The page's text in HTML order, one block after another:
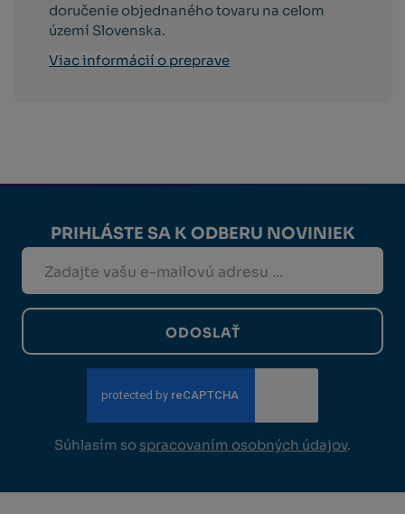
doručenie objednaného tovaru na celom
území Slovenska.
Viac informácií o preprave
PRIHLÁSTE SA K ODBERU NOVINIEK
ODOSLAŤ
Súhlasím so spracovaním osobných údajov.